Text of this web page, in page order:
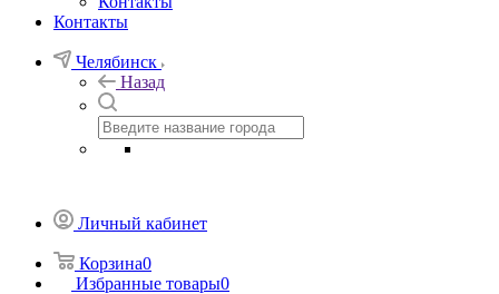
Контакты
Челябинск
Назад
Личный кабинет
Корзина0
Избранные товары0